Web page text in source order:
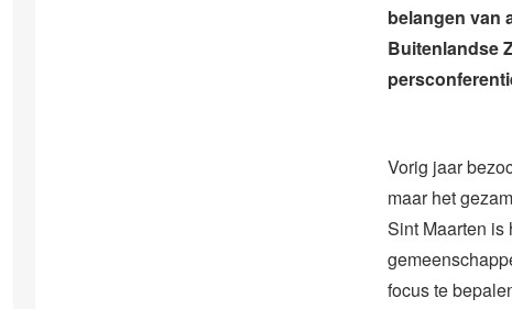
belangen van
Buitenlandse
Vorig jaar
maar het
Sint Maarten is
focus te